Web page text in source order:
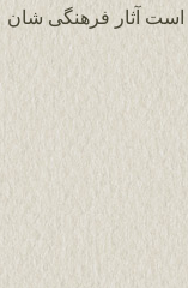
آثار فرهنگی شان